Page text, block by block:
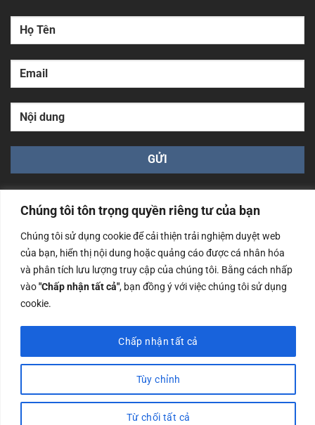
Chúng tôi tôn trọng quyền riêng tư của bạn
Chúng tôi sử dụng cookie để cải thiện trải nghiệm duyệt web
của bạn, hiển thị nội dung hoặc quảng cáo được cá nhân hóa
và phân tích lưu lượng truy cập của chúng tôi. Bằng cách nhấp
vào"Chấp nhận tất cả", bạn đồng ý với việc chúng tôi sử dụng
cookie.
Tùy chỉnh
Từ chối tất cả
Chấp nhận tất cả
Công ty TNHH Nam Bình Xương - Số ĐKKD: 0108783483
cấp ngày 14/06/2019 bởi Sở Kế Hoạch và Đầu Tư Tp. Hà
Nội
Copyrights @2023 Nam Binh Xuong. All Rights Reserved